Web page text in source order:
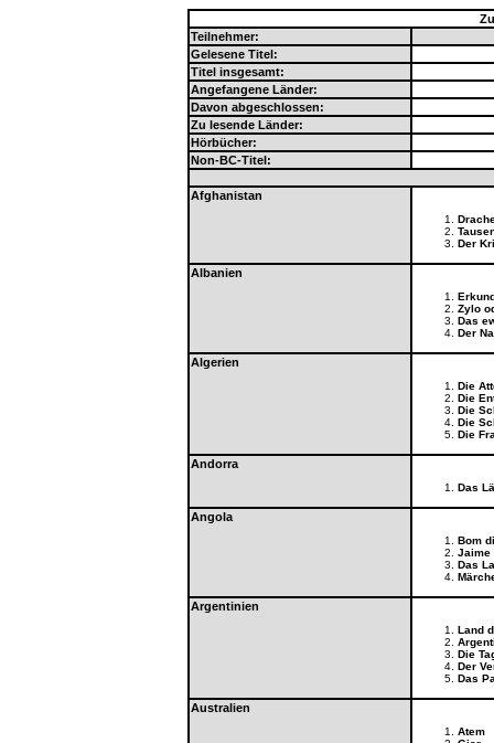
Teilnehmer:
Gelesene Titel:
Titel insgesamt:
Angefangene Länder:
Davon abgeschlossen:
Zu lesende Länder:
Hörbücher:
Non-BC-Titel:
Afghanistan
Der
Albanien
Zylo
Das
Der
Algerien
Die
Die
Die
Die
Die
Andorra
Das
Angola
Bom
Jaime
Das
Argentinien
Land
Die
Der
Das
Australien
Atem